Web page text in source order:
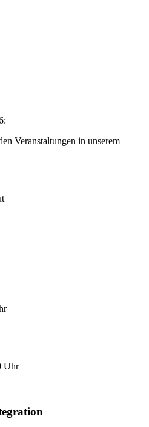
Veranstaltungen in unserem
Uhr